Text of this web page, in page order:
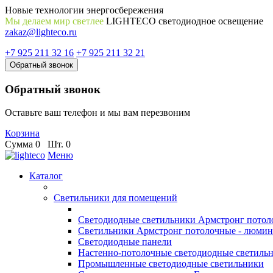
Новые технологии энергосбережения
Мы делаем мир светлее LIGHTECO светодиодное освещение
zakaz@lighteco.ru
+7 925 211 32 16 +7 925 211 32 21
Обратный звонок
Обратный звонок
Оставьте ваш телефон и мы вам перезвоним
Корзина
Сумма 0 Шт. 0
Меню
Каталог
Светильники для помещений
Светодиодные светильники Армстронг
Светильники Армстронг потолочные -
Светодиодные панели
Настенно-потолочные светодиодные
Промышленные светодиодные светильники